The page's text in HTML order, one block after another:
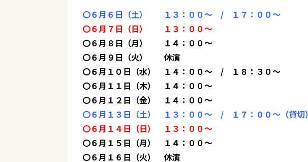
〇６月６日（土） １３：００～ / １７：００～
〇６月７日（日） １３：００～
〇６月８日（月） １４：００～
〇６月９日（火） 休演
〇６月１０日（水） １４：００～ / １８：３０～
〇６月１１日（木） １４：００～
〇６月１２日（金） １４：００～
〇６月１３日（土） １３：００～ / １７：００～（貸切）
〇６月１４日（日） １３：００～
〇６月１５日（月） １４：００～
〇６月１６日（火） 休演